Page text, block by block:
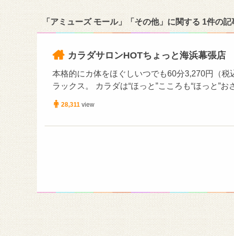
「アミューズ モール」「その他」に関する 1件の
カラダサロンHOTちょっと海浜幕張店
本格的にカ体をほぐしいつでも60分3,270円（
ラックス。 カラダは“ほっと”こころも“ほっと”お
28,311 view